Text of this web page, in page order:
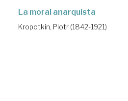
La moral anarquista
Kropotkin, Piotr (1842-1921)